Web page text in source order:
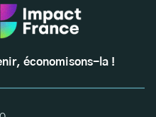
économisons-la !